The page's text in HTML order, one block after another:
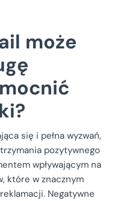
może
się i pełna wyzwań,
pozytywnego
wpływającym na
które w znacznym
Negatywne